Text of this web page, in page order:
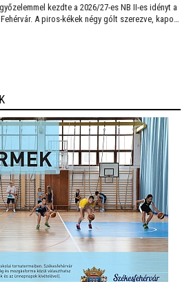
kezdte a 2026/27-es NB II-es idényt a
A piros-kékek négy gólt szerezve, kapott
felül a tavalyi szezon negyedik